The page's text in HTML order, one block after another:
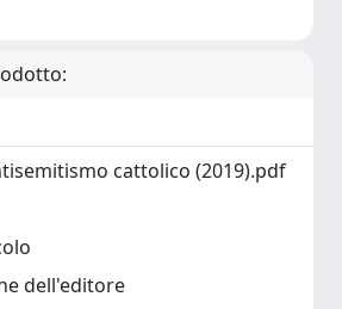
cattolico (2019).pdf
dell'editore